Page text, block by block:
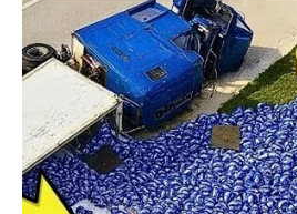
Pred vama je dan tokom kojeg
osjećate.
Jedan iskren razgovor mogao bi
Istina vodi prema